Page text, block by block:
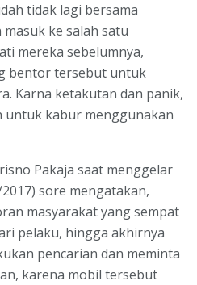
tidak lagi bersama
ke salah satu
mereka sebelumnya,
bentor tersebut untuk
Karna ketakutan dan panik,
untuk kabur menggunakan
Pakaja saat menggelar
sore mengatakan,
masyarakat yang sempat
pelaku, hingga akhirnya
pencarian dan meminta
karena mobil tersebut